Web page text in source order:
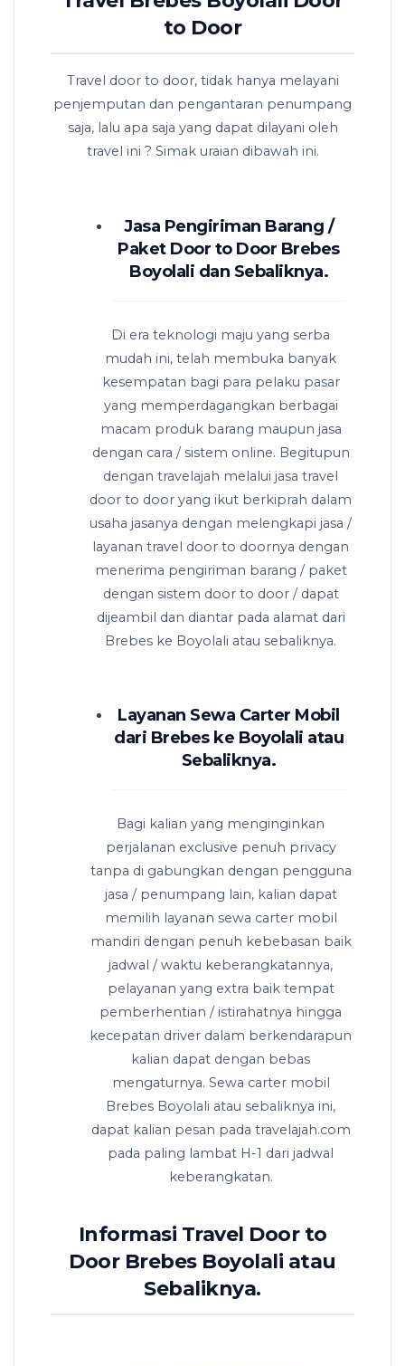
to Door
Travel door to door, tidak hanya melayani
penjemputan dan pengantaran penumpang
saja, lalu apa saja yang dapat dilayani oleh
travel ini ? Simak uraian dibawah ini.
Jasa Pengiriman Barang /
Paket Door to Door Brebes
Boyolali dan Sebaliknya.
Di era teknologi maju yang serba
mudah ini, telah membuka banyak
kesempatan bagi para pelaku pasar
yang memperdagangkan berbagai
macam produk barang maupun jasa
dengan cara / sistem online. Begitupun
dengan travelajah melalui jasa travel
door to door yang ikut berkiprah dalam
usaha jasanya dengan melengkapi jasa /
layanan travel door to doornya dengan
menerima pengiriman barang / paket
dengan sistem door to door / dapat
dijeambil dan diantar pada alamat dari
Brebes ke Boyolali atau sebaliknya.
Layanan Sewa Carter Mobil
dari Brebes ke Boyolali atau
Sebaliknya.
Bagi kalian yang menginginkan
perjalanan exclusive penuh privacy
tanpa di gabungkan dengan pengguna
jasa / penumpang lain, kalian dapat
memilih layanan sewa carter mobil
mandiri dengan penuh kebebasan baik
jadwal / waktu keberangkatannya,
pelayanan yang extra baik tempat
pemberhentian / istirahatnya hingga
kecepatan driver dalam berkendarapun
kalian dapat dengan bebas
mengaturnya. Sewa carter mobil
Brebes Boyolali atau sebaliknya ini,
dapat kalian pesan pada travelajah.com
pada paling lambat H-1 dari jadwal
keberangkatan.
Informasi Travel Door to
Door Brebes Boyolali atau
Sebaliknya.